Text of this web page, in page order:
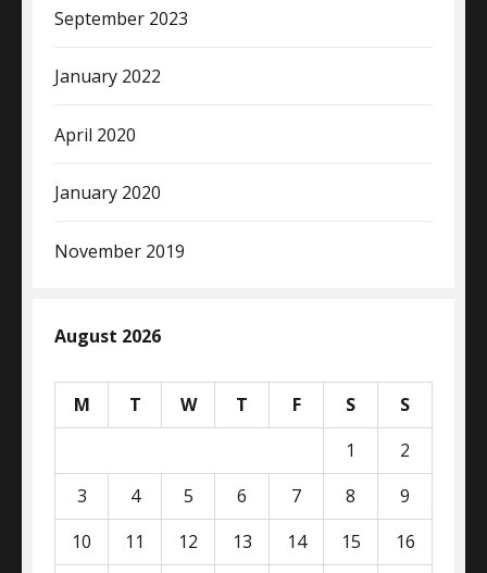
September 2023
January 2022
April 2020
January 2020
November 2019
August 2026
M T W T F S
S
1
2
3
4 5 6 7 8
9
10
11 12 13 14 15
16